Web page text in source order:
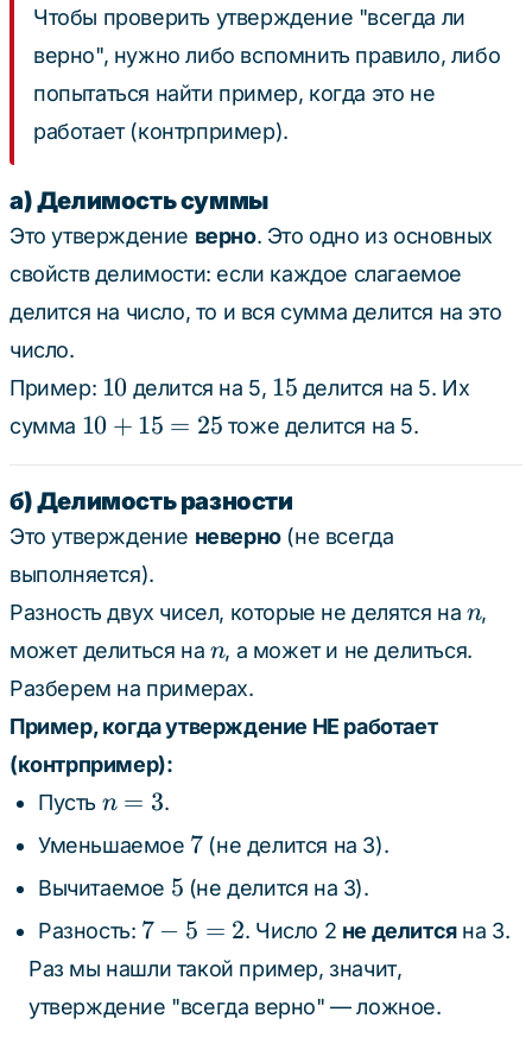
Чтобы проверить утверждение "всегда ли
верно", нужно либо вспомнить правило, либо
попытаться найти пример, когда это не
работает (контрпример).
а) Делимость суммы
Это утверждение верно. Это одно из основных
свойств делимости: если каждое слагаемое
делится на число, то и вся сумма делится на это
число.
Пример: 10
10 делится на 5, 15
15 делится на 5. Их
сумма 10+15=25
10 + 15 = 25 тоже делится на 5.
б) Делимость разности
Это утверждение неверно(не всегда
выполняется).
Разность двух чисел, которые не делятся на n
n,
может делиться на n
n, а может и не делиться.
Разберем на примерах.
Пример, когда утверждение НЕ работает
(контрпример):
Пусть n
3
n = 3.
Уменьшаемое 7
7(не делится на 3).
Вычитаемое 5
5 (не делится на 3).
Разность: 7
-
=
7 − 5 = 2. Число 2 не делитсяна 3.
Раз мы нашли такой пример, значит,
утверждение "всегда верно" — ложное.